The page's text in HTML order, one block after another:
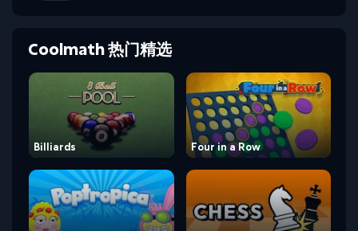
Coolmath 热门精选
Billiards Four in a Row